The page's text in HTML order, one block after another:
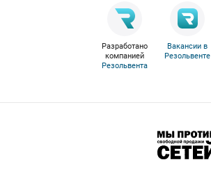
Разработано
компанией
Резольвента
Вакансии в
Резольвенте